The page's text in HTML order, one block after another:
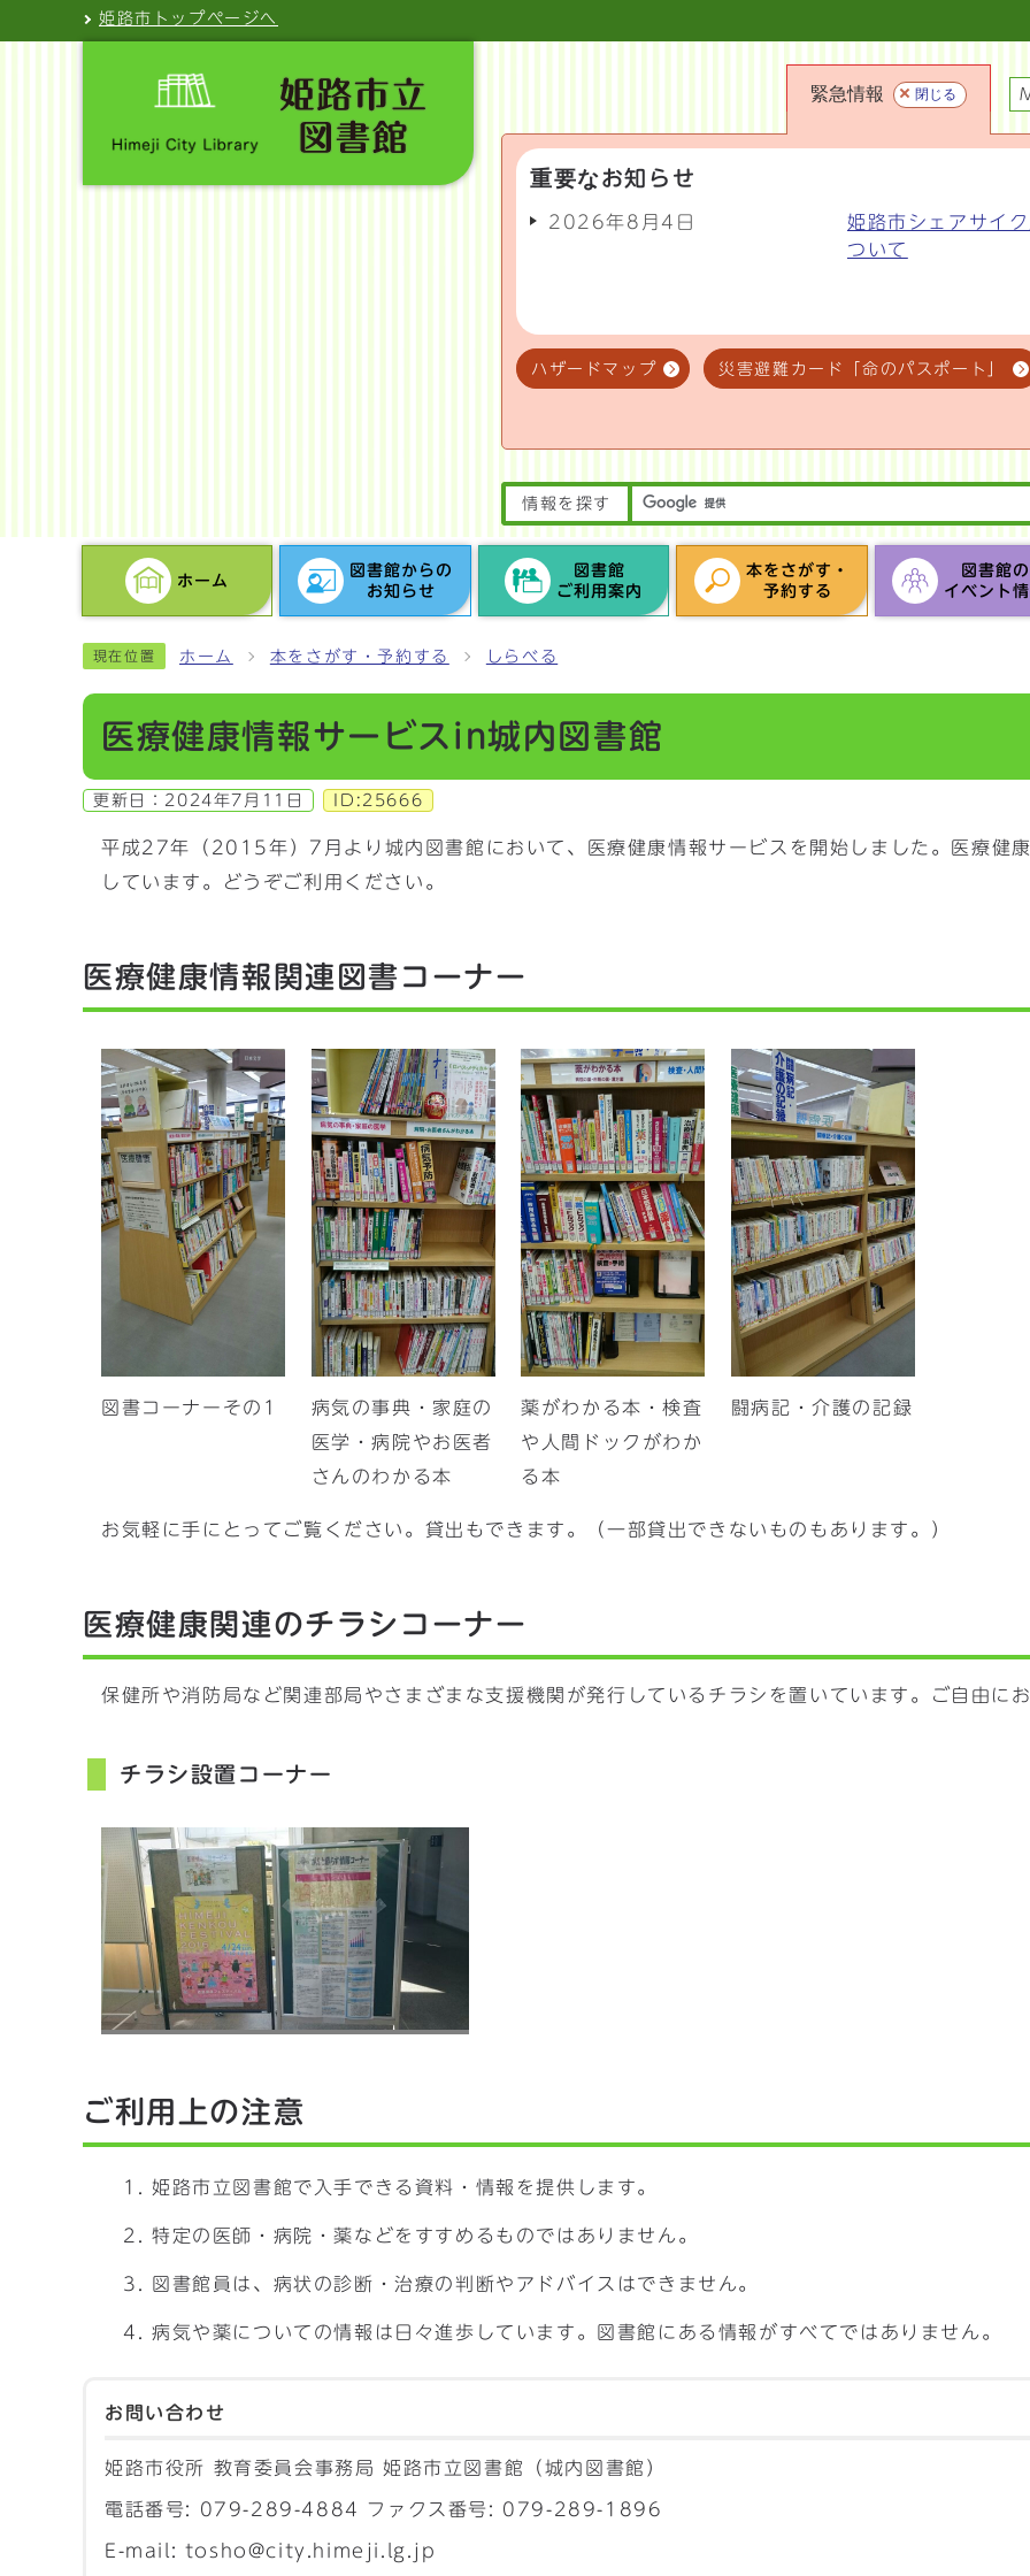
姫路市トップページへ
緊急情報 閉じる
重要なお知らせ
2026年8月4日
姫路市シェアサイ
ついて
ハザードマップ 災害避難カード「命のパスポート」
情報を探す
ホーム
図書館からの
お知らせ
図書館
ご利用案内
本をさがす・
予約する
図書館の
イベント
現在位置 ホーム 本をさがす・予約する しらべる
医療健康情報サービスin城内図書館
更新日： 2024年7月11日 ID:25666
平成27年（2015年）7月より城内図書館において、医療健康情報サービスを開始しました。医療健
しています。どうぞご利用ください。
医療健康情報関連図書コーナー
図書コーナーその1
病気の事典・家庭の
医学・病院やお医者
さんのわかる本
薬がわかる本・検査
や人間ドックがわか
る本
闘病記・介護の記録
お気軽に手にとってご覧ください。貸出もできます。（一部貸出できないものもあります。）
医療健康関連のチラシコーナー
保健所や消防局など関連部局やさまざまな支援機関が発行しているチラシを置いています。ご自由に
チラシ設置コーナー
ご利用上の注意
姫路市立図書館で入手できる資料・情報を提供します。
特定の医師・病院・薬などをすすめるものではありません。
図書館員は、病状の診断・治療の判断やアドバイスはできません。
病気や薬についての情報は日々進歩しています。図書館にある情報がすべてではありません。
お問い合わせ
姫路市役所 教育委員会事務局 姫路市立図書館（城内図書館）
電話番号: 079-289-4884 ファクス番号: 079-289-1896
E-mail: tosho@city.himeji.lg.jp